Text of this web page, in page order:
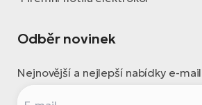
Odběr novinek
Nejnovější a nejlepší nabídky e-